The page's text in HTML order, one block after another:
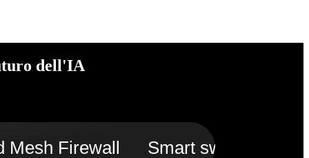
dell'IA
Mesh Firewall Smart switch